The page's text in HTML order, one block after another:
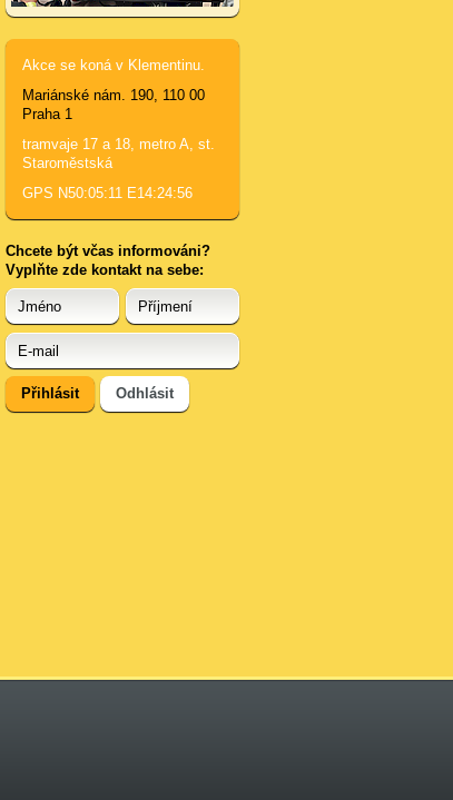
Akce se koná v Klementinu.
Mariánské nám. 190, 110 00
Praha 1
tramvaje 17 a 18, metro A, st.
Staroměstská
GPS N50:05:11 E14:24:56
Chcete být včas informováni?
Vyplňte zde kontakt na sebe: